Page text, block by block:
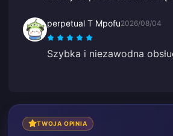
perpetual T Mpofu2026/08/04
Szybka i niezawodna
TWOJA OPINIA